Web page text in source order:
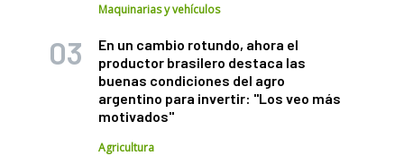
Maquinarias y vehículos
En un cambio rotundo, ahora el
productor brasilero destaca las
buenas condiciones del agro
argentino para invertir: "Los veo más
motivados"
Agricultura